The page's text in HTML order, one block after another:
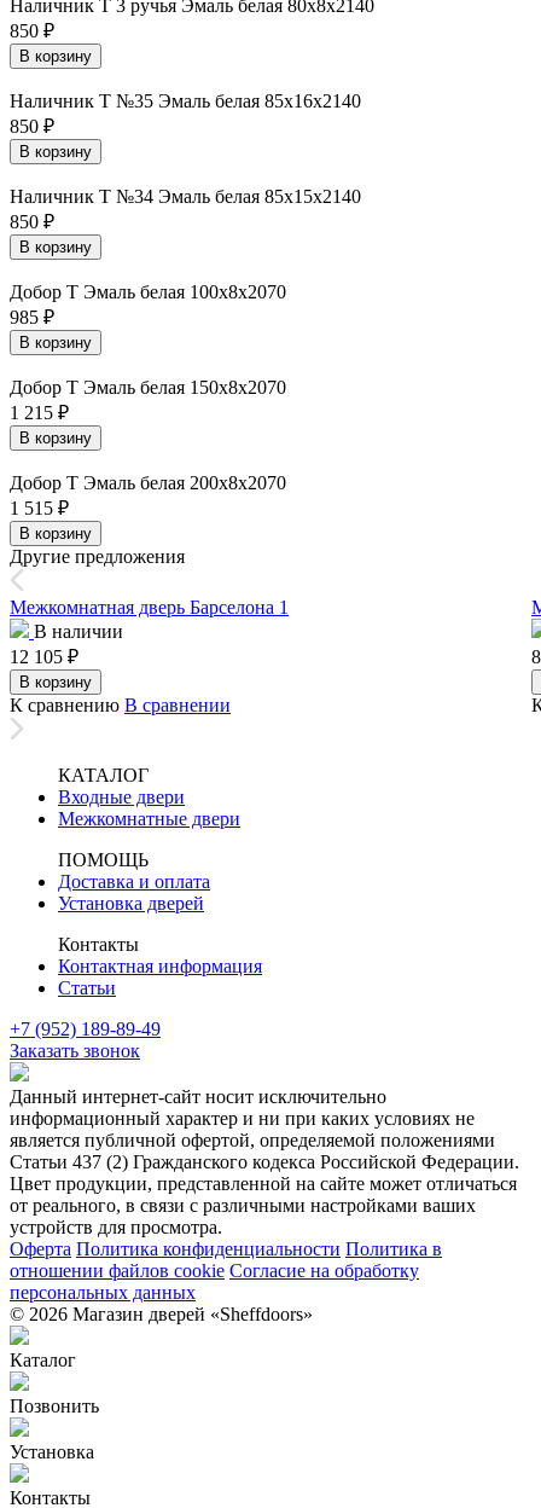
Наличник Т 3 ручья Эмаль белая 80х8х2140
850 ₽
В корзину
Наличник Т №35 Эмаль белая 85х16х2140
850 ₽
В корзину
Наличник Т №34 Эмаль белая 85х15х2140
850 ₽
В корзину
Добор Т Эмаль белая 100х8х2070
985 ₽
В корзину
Добор Т Эмаль белая 150х8х2070
1 215 ₽
В корзину
Добор Т Эмаль белая 200х8х2070
1 515 ₽
В корзину
Другие предложения
Межкомнатная дверь Барселона 1
В наличии
12 105 ₽
В корзину
К сравнению В сравнении
КАТАЛОГ
Входные двери
Межкомнатные двери
ПОМОЩЬ
Доставка и оплата
Установка дверей
Контакты
Контактная информация
Статьи
+7 (952) 189-89-49
Заказать звонок
Данный интернет-сайт носит исключительно
информационный характер и ни при каких условиях не
является публичной офертой, определяемой положениями
Статьи 437 (2) Гражданского кодекса Российской Федерации.
Цвет продукции, представленной на сайте может отличаться
от реального, в связи с различными настройками ваших
устройств для просмотра.
Оферта Политика конфиденциальности Политика в
отношении файлов cookie Согласие на обработку
персональных данных
© 2026 Магазин дверей «Sheffdoors»
Каталог
Позвонить
Установка
Контакты